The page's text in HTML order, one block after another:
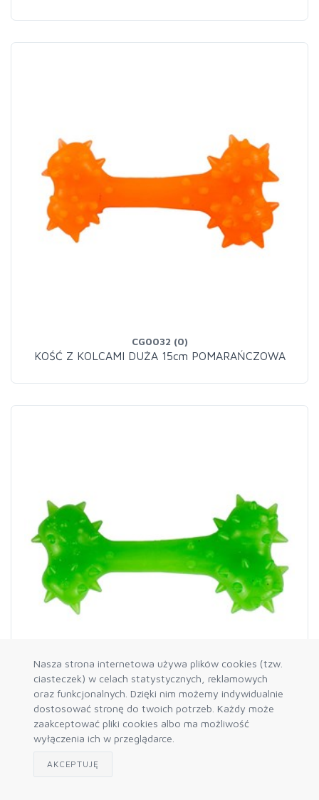
Nasza strona internetowa używa plików cookies (tzw.
ciasteczek) w celach statystycznych, reklamowych
oraz funkcjonalnych. Dzięki nim możemy indywidualnie
dostosować stronę do twoich potrzeb. Każdy może
zaakceptować pliki cookies albo ma możliwość
wyłączenia ich w przeglądarce.
AKCEPTUJĘ
CG0032 (0)
KOŚĆ Z KOLCAMI DUŻA 15cm POMARAŃCZOWA
CG0033 (0)
KOŚĆ Z KOLCAMI DUŻA 15cm ZIELONA